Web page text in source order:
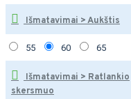
Išmatavimai > Aukštis
55 60 65
Išmatavimai > Ratlankio
skersmuo